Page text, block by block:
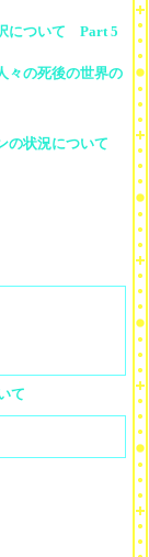
について Part 5
々の死後の世界の
の状況について
て